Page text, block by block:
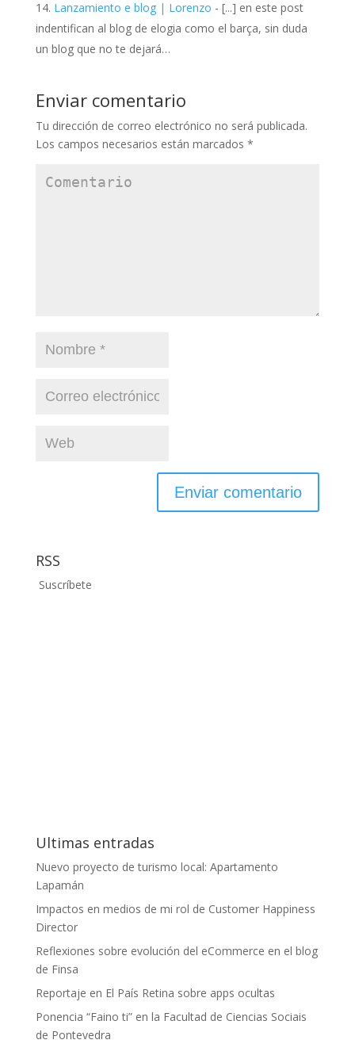
Lanzamiento e blog | Lorenzo - [...] en este post
indentifican al blog de elogia como el barça, sin duda
un blog que no te dejará…
Enviar comentario
Tu dirección de correo electrónico no será publicada.
Los campos necesarios están marcados *
RSS
Suscríbete
Ultimas entradas
Nuevo proyecto de turismo local: Apartamento
Lapamán
Impactos en medios de mi rol de Customer Happiness
Director
Reflexiones sobre evolución del eCommerce en el blog
de Finsa
Reportaje en El País Retina sobre apps ocultas
Ponencia “Faino ti” en la Facultad de Ciencias Sociais
de Pontevedra